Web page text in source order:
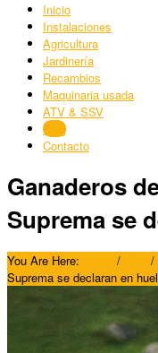
Inicio
Instalaciones
Agricultura
Jardinería
Recambios
Maquinaria usada
ATV & SSV
Blog
Contacto
Ganaderos
Suprema se
You Are Here: / /
Suprema se declaran en